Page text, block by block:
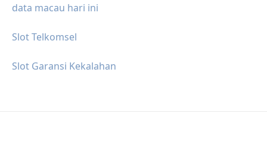
data macau hari ini
Slot Telkomsel
Slot Garansi Kekalahan